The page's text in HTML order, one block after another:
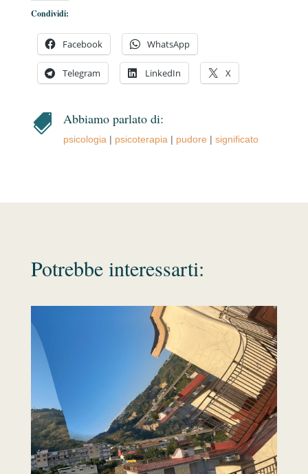
Condividi:
Facebook WhatsApp
Telegram LinkedIn X
 Abbiamo parlato di:
psicologia | psicoterapia | pudore | significato
Potrebbe interessarti: